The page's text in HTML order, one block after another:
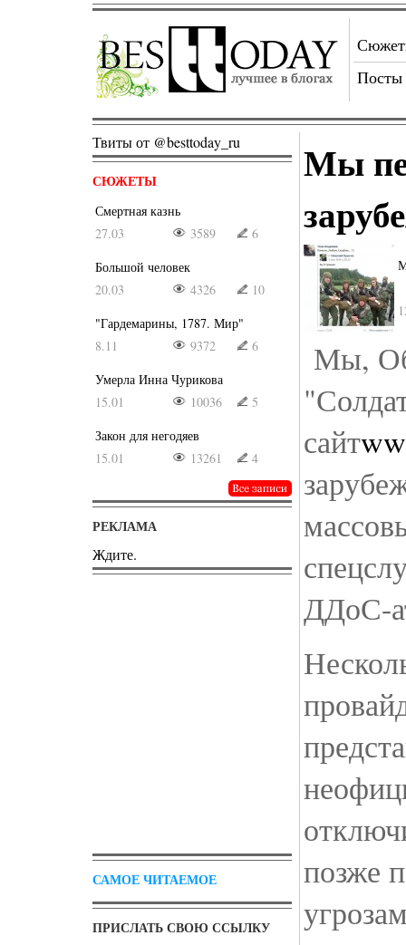
Посты
Твиты от @besttoday_ru
СЮЖЕТЫ
Смертная казнь
27.03
3589
6
Большой человек
20.03
4326
10
"Гардемарины, 1787. Мир"
8.11
9372
6
Умерла Инна Чурикова
15.01
10036
5
Закон для негодяев
15.01
13261 4
РЕКЛАМА
Ждите.
САМОЕ ЧИТАЕМОЕ
ПРИСЛАТЬ СВОЮ ССЫЛКУ
Мы
Мы,
сайт
ДДоС-
позже